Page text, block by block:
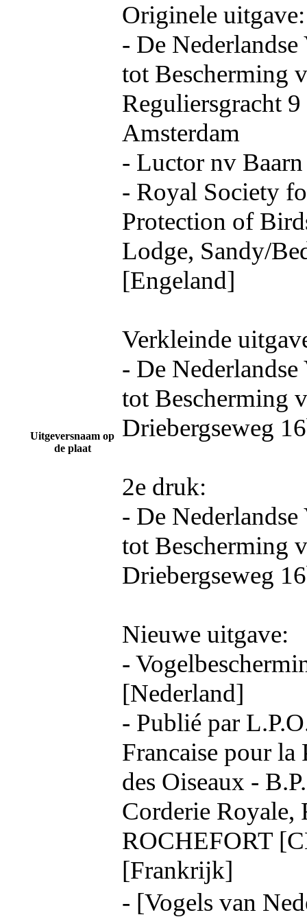
Uitgeversnaam op
de plaat
Originele uitgave:
- De
tot Bescherming
Reguliersgracht 9
Amsterdam
- Luctor nv
- Royal Society
Protection of
Lodge, Sandy/
[Engeland]
Verkleinde
- De
tot Bescherming
Driebergseweg
2e druk:
- De
tot Bescherming
Driebergseweg
Nieuwe uitgave:
-
[Nederland]
- Publié par
Francaise pour la
des Oiseaux -
Corderie Royale,
ROCHEFORT
[Frankrijk]
- [Vogels van